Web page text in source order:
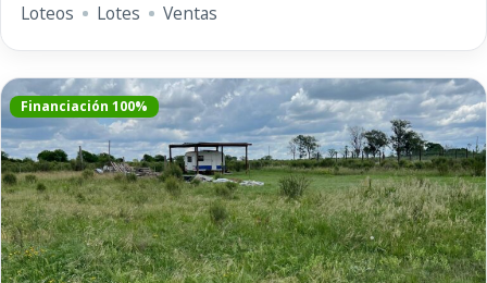
Loteos Lotes Ventas
Financiación 100%